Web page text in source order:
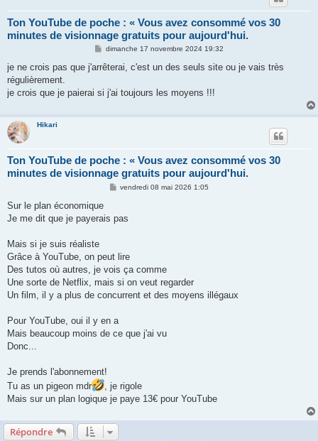
Ton YouTube de poche : « Vous avez consommé vos 30
minutes de visionnage gratuits pour aujourd'hui.
M
s
g
e
dimanche 17 novembre 2024 19:32
je ne crois pas que j'arrêterai, c'est un des seuls site ou je vais très
régulièrement.
je crois que je paierai si j'ai toujours les moyens !!!
Hikari
Ton YouTube de poche : « Vous avez consommé vos 30
minutes de visionnage gratuits pour aujourd'hui.
M
a
vendredi 08 mai 2026 1:05
Sur le plan économique
Je me dit que je payerais pas
Mais si je suis réaliste
Grâce à YouTube, on peut lire
Des tutos où autres, je vois ça comme
Une sorte de Netflix, mais si on veut regarder
Un film, il y a plus de concurrent et des moyens illégaux
Pour YouTube, oui il y en a
Mais beaucoup moins de ce que j'ai vu
Donc...
Je prends l'abonnement!
Tu as un pigeon mdr
, je rigole
Mais sur un plan logique je paye 13€ pour YouTube
Répondre